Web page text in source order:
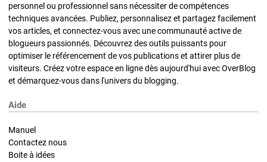
personnel ou professionnel sans nécessiter de compétences
techniques avancées. Publiez, personnalisez et partagez facilement
vos articles, et connectez-vous avec une communauté active de
blogueurs passionnés. Découvrez des outils puissants pour
optimiser le référencement de vos publications et attirer plus de
visiteurs. Créez votre espace en ligne dès aujourd'hui avec OverBlog
et démarquez-vous dans l'univers du blogging.
Aide
Manuel
Contactez nous
Boite à idées